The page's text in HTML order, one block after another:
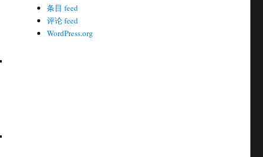
条目 feed
评论 feed
WordPress.org